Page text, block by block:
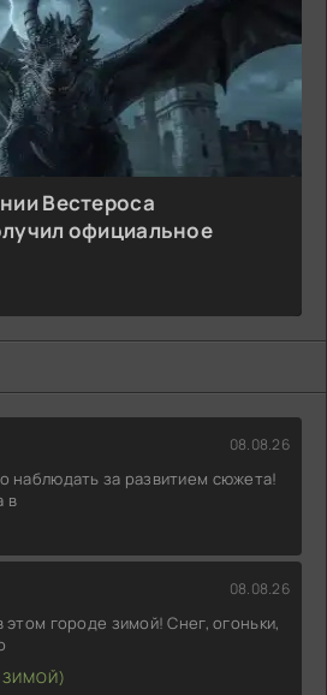
Вестероса
официальное
08.08.26
наблюдать за развитием сюжета!
в
08.08.26
городе зимой! Снег, огоньки,
ЗИМОЙ)